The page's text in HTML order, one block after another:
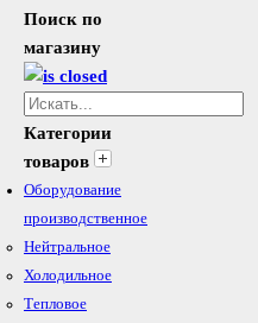
Поиск по
магазину
Категории
товаров
Оборудование
производственное
Нейтральное
Холодильное
Тепловое